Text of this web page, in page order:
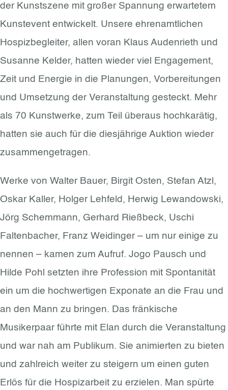
der Kunstszene mit großer Spannung erwartetem
Kunstevent entwickelt. Unsere ehrenamtlichen
Hospizbegleiter, allen voran Klaus Audenrieth und
Susanne Kelder, hatten wieder viel Engagement,
Zeit und Energie in die Planungen, Vorbereitungen
und Umsetzung der Veranstaltung gesteckt. Mehr
als 70 Kunstwerke, zum Teil überaus hochkarätig,
hatten sie auch für die diesjährige Auktion wieder
zusammengetragen.
Werke von Walter Bauer, Birgit Osten, Stefan Atzl,
Oskar Kaller, Holger Lehfeld, Herwig Lewandowski,
Jörg Schemmann, Gerhard Rießbeck, Uschi
Faltenbacher, Franz Weidinger – um nur einige zu
nennen – kamen zum Aufruf. Jogo Pausch und
Hilde Pohl setzten ihre Profession mit Spontanität
ein um die hochwertigen Exponate an die Frau und
an den Mann zu bringen. Das fränkische
Musikerpaar führte mit Elan durch die Veranstaltung
und war nah am Publikum. Sie animierten zu bieten
und zahlreich weiter zu steigern um einen guten
Erlös für die Hospizarbeit zu erzielen. Man spürte